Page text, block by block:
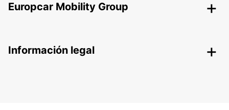
Europcar Mobility Group
Información legal